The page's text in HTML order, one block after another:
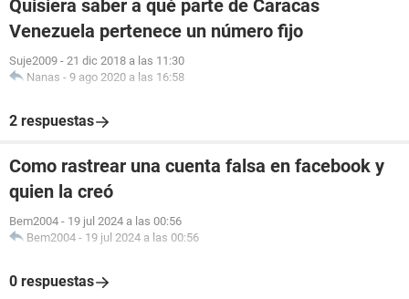
Quisiera saber a qué parte de Caracas
Venezuela pertenece un número fijo
Suje2009 - 21 dic 2018 a las 11:30
Nanas - 9 ago 2020 a las 16:58
2 respuestas
Como rastrear una cuenta falsa en facebook y
quien la creó
Bem2004 - 19 jul 2024 a las 00:56
Bem2004 - 19 jul 2024 a las 00:56
0 respuestas